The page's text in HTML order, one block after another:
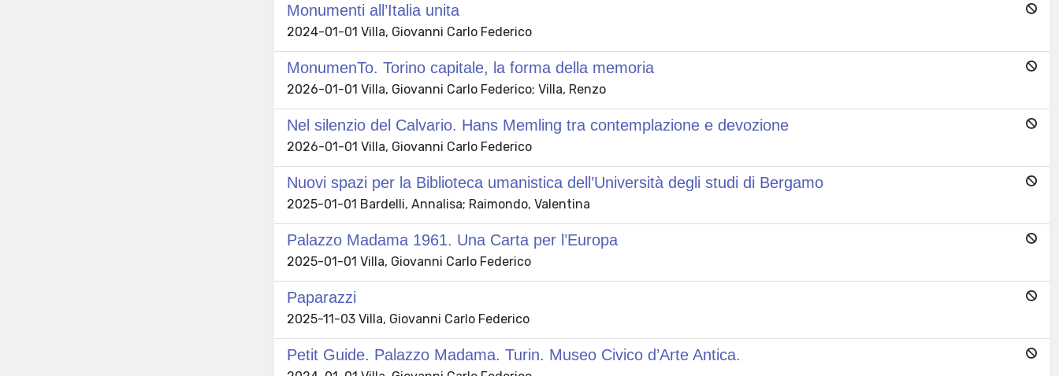
Monumenti all’Italia unita
2024-01-01 Villa, Giovanni Carlo Federico
MonumenTo. Torino capitale, la forma della memoria
2026-01-01 Villa, Giovanni Carlo Federico; Villa, Renzo
Nel silenzio del Calvario. Hans Memling tra contemplazione e devozione
2026-01-01 Villa, Giovanni Carlo Federico
Nuovi spazi per la Biblioteca umanistica dell’Università degli studi di Bergamo
2025-01-01 Bardelli, Annalisa; Raimondo, Valentina
Palazzo Madama 1961. Una Carta per l’Europa
2025-01-01 Villa, Giovanni Carlo Federico
Paparazzi
2025-11-03 Villa, Giovanni Carlo Federico
Petit Guide. Palazzo Madama. Turin. Museo Civico d’Arte Antica.